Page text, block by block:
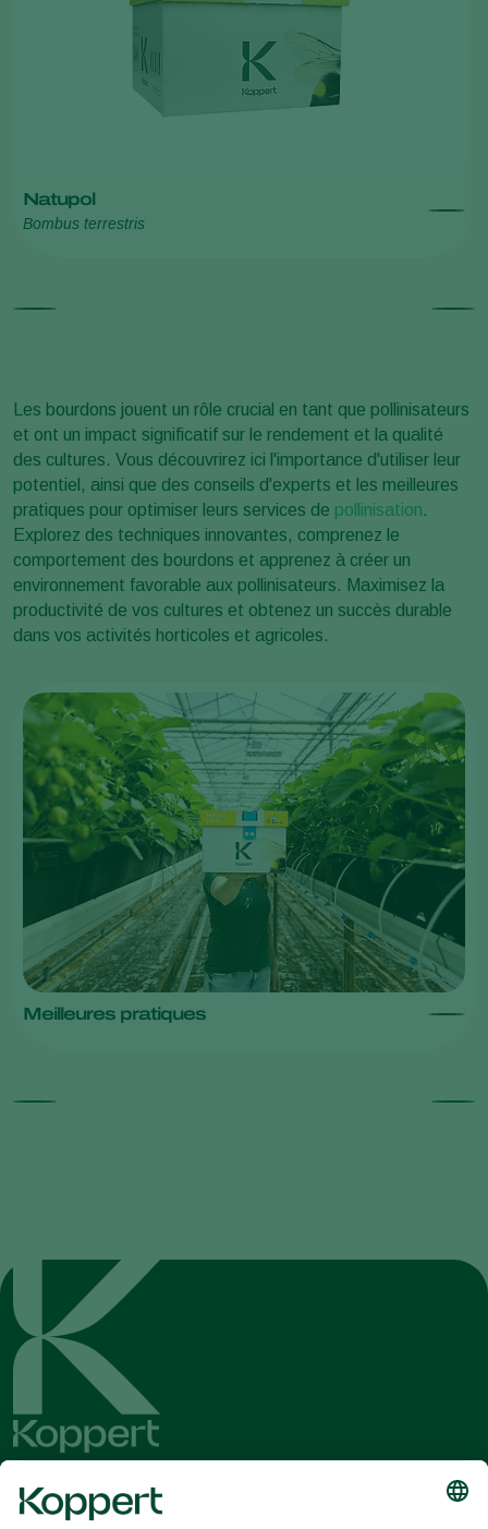
Natupol
Bombus terrestris
Les bourdons jouent un rôle crucial en tant que pollinisateurs
et ont un impact significatif sur le rendement et la qualité
des cultures. Vous découvrirez ici l'importance d'utiliser leur
potentiel, ainsi que des conseils d'experts et les meilleures
pratiques pour optimiser leurs services de pollinisation.
Explorez des techniques innovantes, comprenez le
comportement des bourdons et apprenez à créer un
environnement favorable aux pollinisateurs. Maximisez la
productivité de vos cultures et obtenez un succès durable
dans vos activités horticoles et agricoles.
Meilleures pratiques